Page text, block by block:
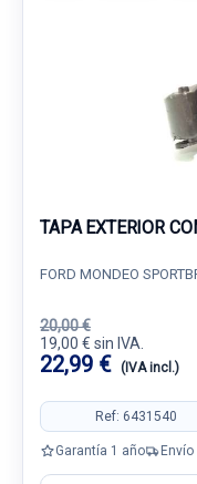
TAPA EXTERIOR
FORD MONDEO
20,00 €
19,00 € sin IVA.
22,99 € (IVA incl.)
Ref: 6431540
Garantía 1 año Envío